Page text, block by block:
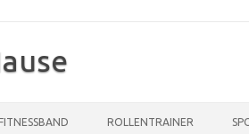
ROLLENTRAINER